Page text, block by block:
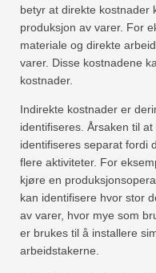
betyr at direkte kostnader
produksjon av varer. For
materiale og direkte
varer. Disse kostnadene
kostnader.
Indirekte kostnader er
identifiseres. Årsaken til
identifiseres separat fordi
flere aktiviteter. For
kjøre en
kan identifisere hvor stor
av varer, hvor mye som
er brukes til å installere
arbeidstakerne.